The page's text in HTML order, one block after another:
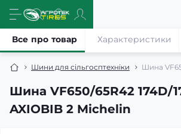
Шини для сільгосптехніки Шина
Шина VF650/65R42 174D/
AXIOBIB 2 Michelin
Все про товар Характеристики